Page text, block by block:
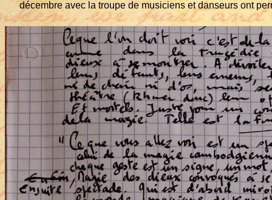
décembre avec la troupe de musiciens et danseurs ont